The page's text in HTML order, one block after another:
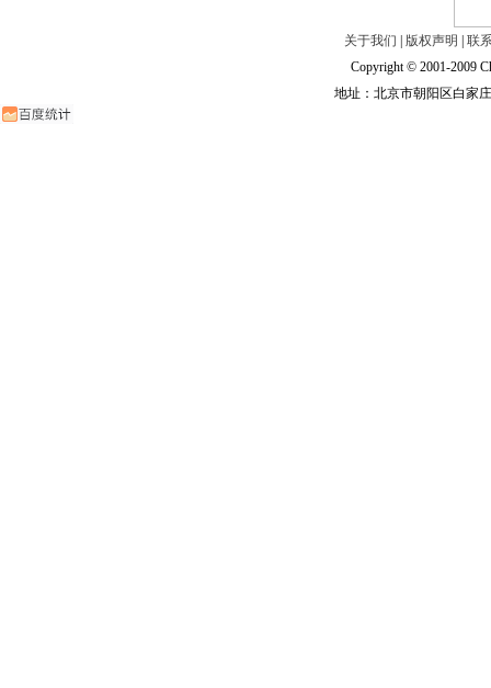
关于我们 版权声明
联
Copyright © 2001-2009
地址：北京市朝阳区白家